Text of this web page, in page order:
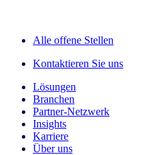
Alle offene Stellen
Kontaktieren Sie uns
Lösungen
Branchen
Partner-Netzwerk
Insights
Karriere
Über uns